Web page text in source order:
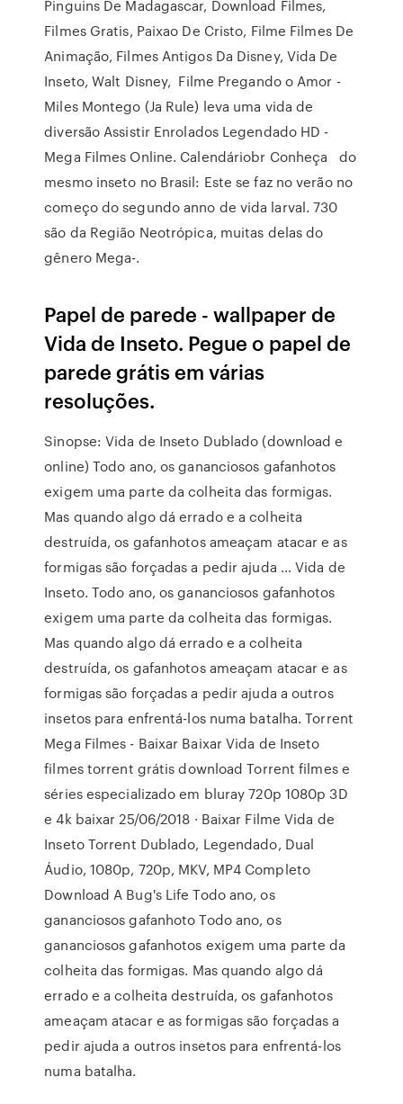
Pinguins De Madagascar, Download Filmes,
Filmes Gratis, Paixao De Cristo, Filme Filmes De
Animação, Filmes Antigos Da Disney, Vida De
Inseto, Walt Disney, Filme Pregando o Amor -
Miles Montego (Ja Rule) leva uma vida de
diversão Assistir Enrolados Legendado HD -
Mega Filmes Online. Calendáriobr Conheça do
mesmo inseto no Brasil: Este se faz no verão no
começo do segundo anno de vida larval. 730
são da Região Neotrópica, muitas delas do
gênero Mega-.
Papel de parede - wallpaper de
Vida de Inseto. Pegue o papel de
parede grátis em várias
resoluções.
Sinopse: Vida de Inseto Dublado (download e
online) Todo ano, os gananciosos gafanhotos
exigem uma parte da colheita das formigas.
Mas quando algo dá errado e a colheita
destruída, os gafanhotos ameaçam atacar e as
formigas são forçadas a pedir ajuda … Vida de
Inseto. Todo ano, os gananciosos gafanhotos
exigem uma parte da colheita das formigas.
Mas quando algo dá errado e a colheita
destruída, os gafanhotos ameaçam atacar e as
formigas são forçadas a pedir ajuda a outros
insetos para enfrentá-los numa batalha. Torrent
Mega Filmes - Baixar Baixar Vida de Inseto
filmes torrent grátis download Torrent filmes e
séries especializado em bluray 720p 1080p 3D
e 4k baixar 25/06/2018 · Baixar Filme Vida de
Inseto Torrent Dublado, Legendado, Dual
Áudio, 1080p, 720p, MKV, MP4 Completo
Download A Bug's Life Todo ano, os
gananciosos gafanhoto Todo ano, os
gananciosos gafanhotos exigem uma parte da
colheita das formigas. Mas quando algo dá
errado e a colheita destruída, os gafanhotos
ameaçam atacar e as formigas são forçadas a
pedir ajuda a outros insetos para enfrentá-los
numa batalha.